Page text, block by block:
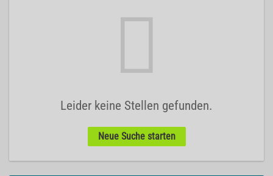
Leider keine Stellen gefunden.
Neue Suche starten